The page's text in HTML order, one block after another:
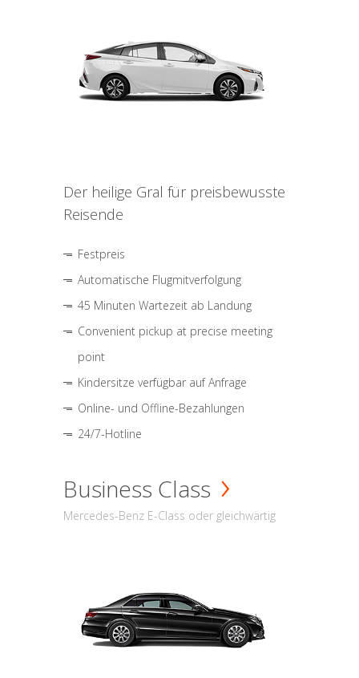
Der heilige Gral für preisbewusste
Reisende
Festpreis
Automatische Flugmitverfolgung
45 Minuten Wartezeit ab Landung
Convenient pickup at precise meeting
point
Kindersitze verfügbar auf Anfrage
Online- und Offline-Bezahlungen
24/7-Hotline
Business Class
Mercedes-Benz E-Class oder gleichwärtig